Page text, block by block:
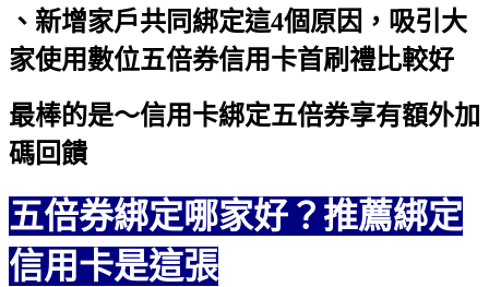
、新增家戶共同綁定這4個原因，吸引大
家使用數位五倍券信用卡首刷禮比較好
最棒的是～信用卡綁定五倍券享有額外加
碼回饋
五倍券綁定哪家好？推薦綁定
信用卡是這張